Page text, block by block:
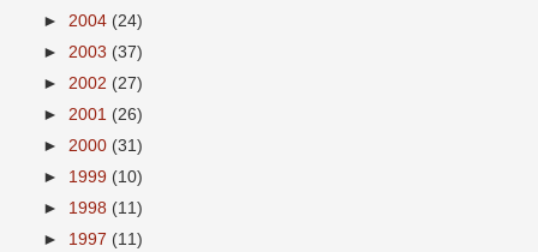
► 2004 (24)
► 2003 (37)
► 2002 (27)
► 2001 (26)
► 2000 (31)
► 1999 (10)
► 1998 (11)
► 1997 (11)